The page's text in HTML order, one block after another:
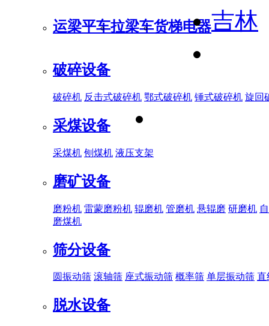
运梁平车拉梁车货梯电器
破碎设备
破碎机 反击式破碎机 鄂式破碎机 锤式破碎机 旋回
采煤设备
采煤机 刨煤机 液压支架
磨矿设备
磨粉机 雷蒙磨粉机 辊磨机 管磨机 悬辊磨 研磨机
磨煤机
筛分设备
圆振动筛 滚轴筛 座式振动筛 概率筛 单层振动筛 直
脱水设备
吉林